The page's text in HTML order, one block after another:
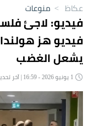
عكاظ > منوعات
فيديو: لاجئ
فيديو هز
يشعل الغضب